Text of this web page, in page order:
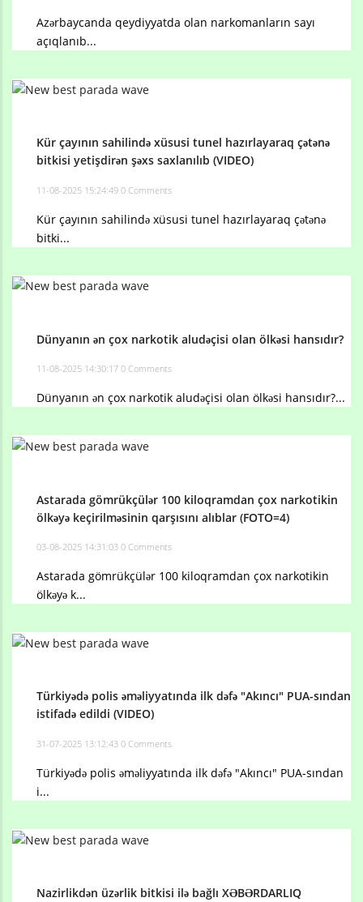
Azərbaycanda qeydiyyatda olan narkomanların sayı
açıqlanıb...
Kür çayının sahilində xüsusi tunel hazırlayaraq çətənə
bitkisi yetişdirən şəxs saxlanılıb (VIDEO)
11-08-2025 15:24:49 0 Comments
Kür çayının sahilində xüsusi tunel hazırlayaraq çətənə
bitki...
Dünyanın ən çox narkotik aludəçisi olan ölkəsi hansıdır?
11-08-2025 14:30:17 0 Comments
Dünyanın ən çox narkotik aludəçisi olan ölkəsi hansıdır?...
Astarada gömrükçülər 100 kiloqramdan çox narkotikin
ölkəyə keçirilməsinin qarşısını alıblar (FOTO=4)
03-08-2025 14:31:03 0 Comments
Astarada gömrükçülər 100 kiloqramdan çox narkotikin
ölkəyə k...
Türkiyədə polis əməliyyatında ilk dəfə "Akıncı" PUA-sından
istifadə edildi (VIDEO)
31-07-2025 13:12:43 0 Comments
Türkiyədə polis əməliyyatında ilk dəfə "Akıncı" PUA-sından
i...
Nazirlikdən üzərlik bitkisi ilə bağlı XƏBƏRDARLIQ